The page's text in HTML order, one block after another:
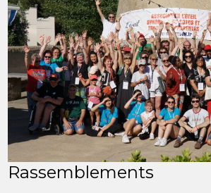
Rassemblements